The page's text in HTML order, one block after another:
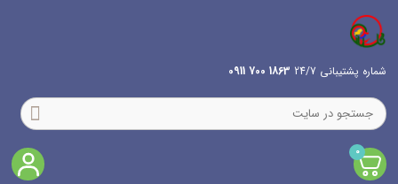
شماره پشتیبانی 24/7 1863 700 0911
0